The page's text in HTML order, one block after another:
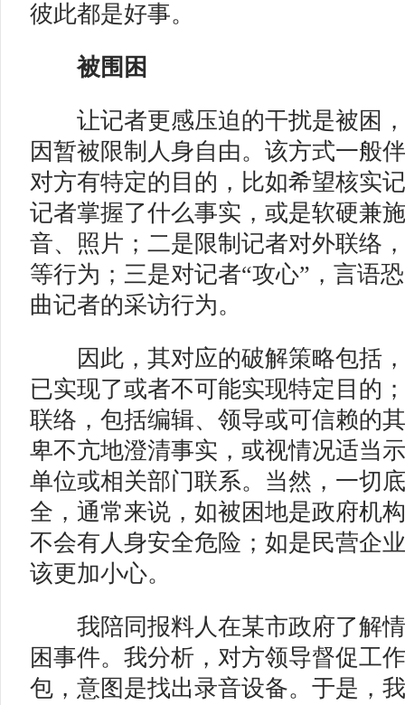
彼此都是好事。
被围困
让记者更感压迫的干扰是被困，
因暂被限制人身自由。该方式一般
对方有特定的目的，比如希望核实
记者掌握了什么事实，或是软硬兼
音、照片；二是限制记者对外联络
等行为；三是对记者“攻心”，言语
曲记者的采访行为。
因此，其对应的破解策略包括，
已实现了或者不可能实现特定目的
联络，包括编辑、领导或可信赖的
卑不亢地澄清事实，或视情况适当
单位或相关部门联系。当然，一切
全，通常来说，如被困地是政府机
不会有人身安全危险；如是民营企
该更加小心。
我陪同报料人在某市政府了解情
困事件。我分析，对方领导督促工
包，意图是找出录音设备。于是，